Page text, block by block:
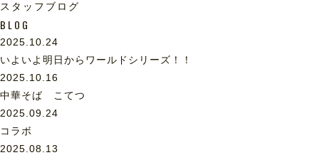
スタッフブログ
BLOG
2025.10.24
いよいよ明日からワールドシリーズ！！
2025.10.16
中華そば こてつ
2025.09.24
コラボ
2025.08.13